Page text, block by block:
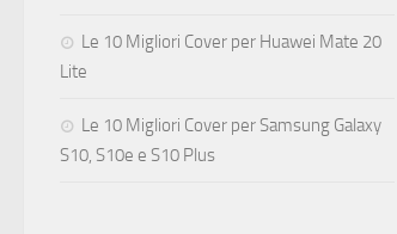
Le 10 Migliori Cover per Huawei Mate 20
Lite
Le 10 Migliori Cover per Samsung Galaxy
S10, S10e e S10 Plus